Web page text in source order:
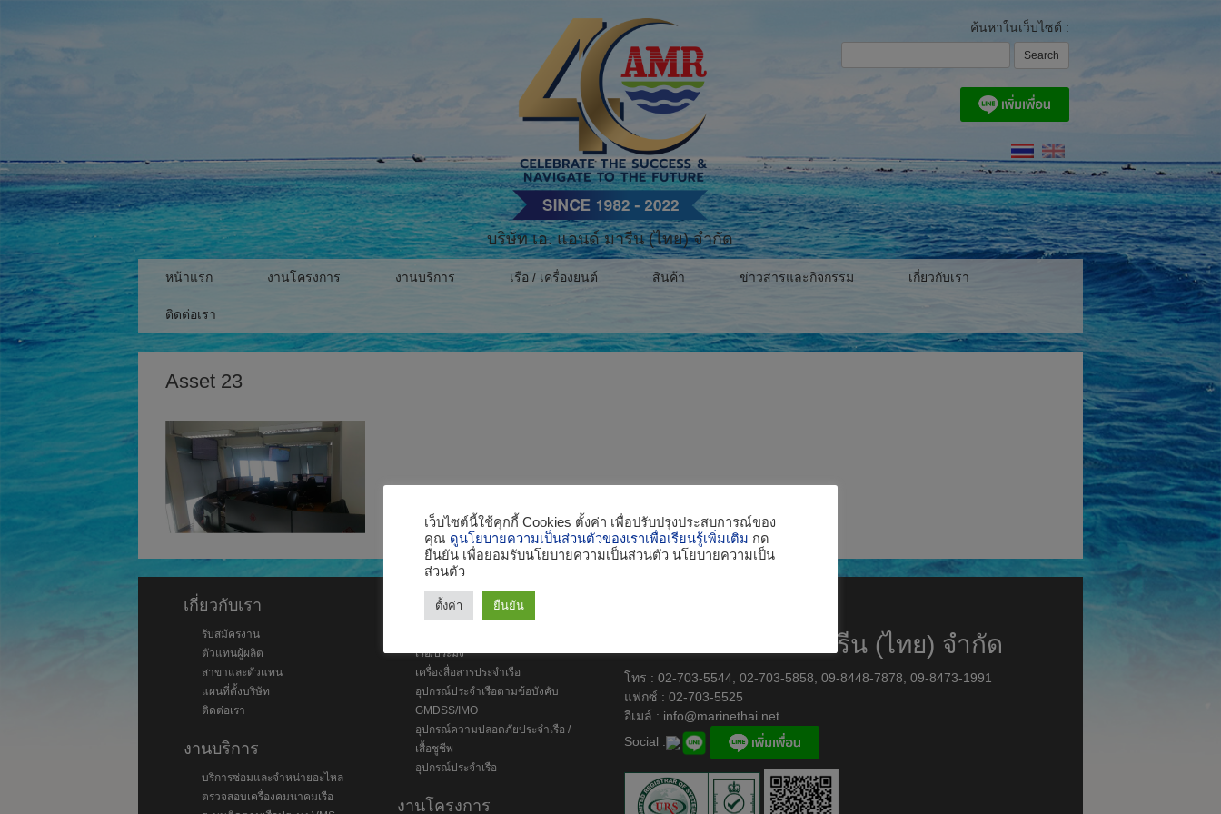
บริษัท เอ. แอนด์ มารีน (ไทย) จำกัด
ค้นหาในเว็บไซต์ :
หน้าแรก งานโครงการ งานบริการ เรือ / เครื่องยนต์ สินค้า ข่าวสารและกิจกรรม เกี่ยวกับเรา
ติดต่อเรา
Asset 23
เกี่ยวกับเรา
รับสมัครงาน
ตัวแทนผู้ผลิต
สาขาและตัวแทน
แผนที่ตั้งบริษัท
ติดต่อเรา
งานบริการ
บริการซ่อมและจำหน่ายอะไหล่
ตรวจสอบเครื่องคมนาคมเรือ
สินค้า
เรือ/ประมง
เครื่องสื่อสารประจำเรือ
อุปกรณ์ประจำเรือตามข้อบังคับ
GMDSS/IMO
อุปกรณ์ความปลอดภัยประจำเรือ /
เสื้อชูชีพ
อุปกรณ์ประจำเรือ
งานโครงการ
บริษัท เอ. แอนด์ มารีน (ไทย) จำกัด
โทร : 02-703-5544, 02-703-5858, 09-8448-7878, 09-8473-1991
แฟกซ์ : 02-703-5525
อีเมล์ : info@marinethai.net
Social :
เว็บไซต์นี้ใช้คุกกี้ Cookies ตั้งค่า เพื่อปรับปรุงประสบการณ์ของ
คุณ ดูนโยบายความเป็นส่วนตัวของเราเพื่อเรียนรู้เพิ่มเติม กด
ยืนยัน เพื่อยอมรับนโยบายความเป็นส่วนตัว นโยบายความเป็น
ส่วนตัว
ตั้งค่า ยืนยัน